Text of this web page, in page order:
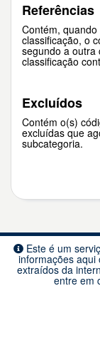
Referências
Contém,
classificação, o
segundo a outra
classificação
Excluídos
Contém o(s)
excluídas que
subcategoria.
Este é um
informações aqui
extraídos da
entre em